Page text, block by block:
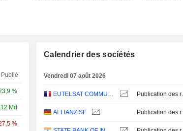
Publié
%
Md
%
Calendrier des sociétés
Vendredi 07 août 2026
EUTELSAT COMMUNICATIONS
ALLIANZ SE